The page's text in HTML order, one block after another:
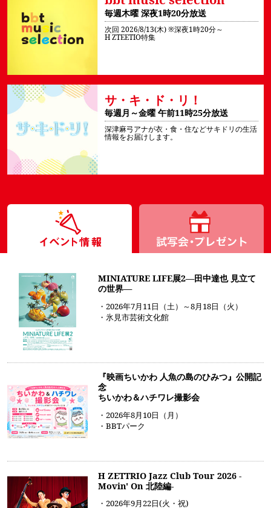
毎週木曜 深夜1時20分放送
次回 2026/8/13(木)※深夜1時20分～
H ZTEETIO特集
サ・キ・ド・リ！
毎週月～金曜 午前11時25分放送
深津麻弓アナが衣・食・住などサキドリの生活
情報をお届けします。
MINIATURE LIFE展2―田中達也 見立て
の世界―
・2026年7月11日（土）～8月18日（火）
・氷見市芸術文化館
『映画ちいかわ 人魚の島のひみつ』公開記
念
ちいかわ＆ハチワレ撮影会
・2026年8月10日（月）
・BBTパーク
H ZETTRIO Jazz Club Tour 2026 -
Movin' On 北陸編-
・2026年9月22日(火・祝)